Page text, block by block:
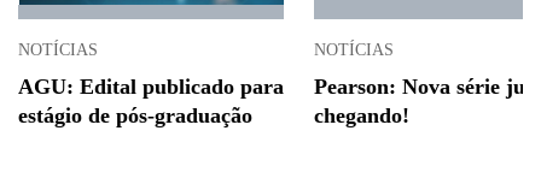
NOTÍCIAS
AGU: Edital publicado para
estágio de pós-graduação
NOTÍCIAS
Pearson: Nova série
chegando!